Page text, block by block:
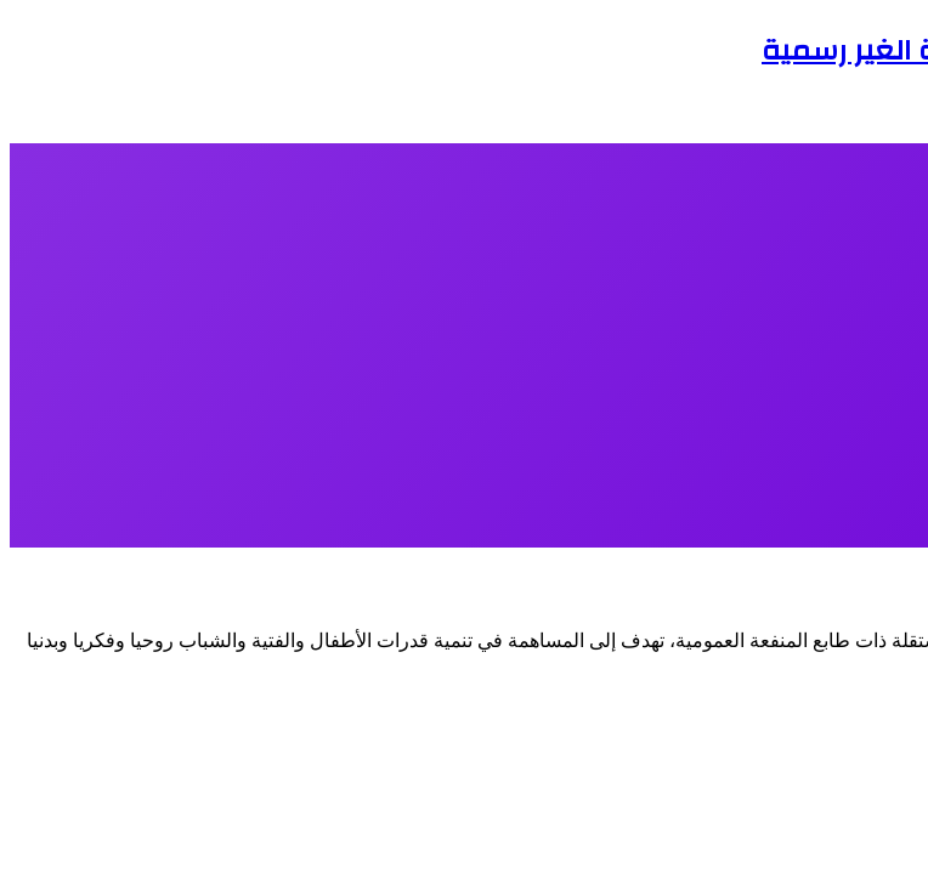
الغير رسمية
ذات طابع المنفعة العمومية، تهدف إلى المساهمة في تنمية قدرات الأطفال والفتية والشباب روحيا وفكريا وبدنيا